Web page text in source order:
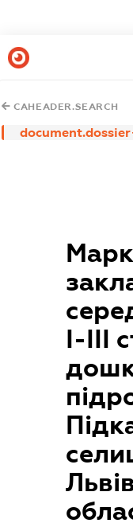
CAHEADER.SEARCH
document.dossier
І-ІІІ